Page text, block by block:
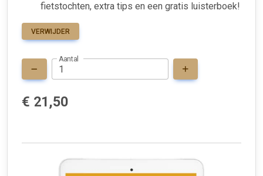
fietstochten, extra tips en een gratis luisterboek!
VERWIJDER
Aantal
€ 21,50